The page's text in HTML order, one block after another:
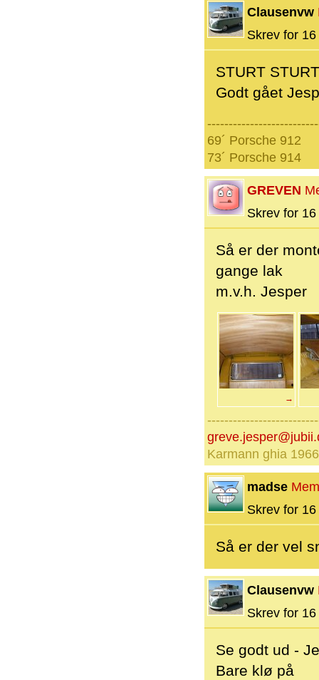
Clausenvw
Skrev for
STURT
Godt gået
69´ Porsche 912
73´ Porsche 914
GREVEN
Skrev for
Så er der
gange lak
m.v.h. Jesper
→
Karmann ghia 1966
madse
Skrev for
Så er der vel
Clausenvw
Skrev for
Se godt ud -
Bare klø på